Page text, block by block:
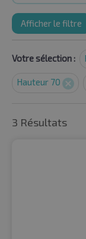
Afficher le filtre
Votre sélection :
Hauteur 70
3 Résultats